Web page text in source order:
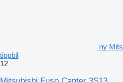
ny
tippbil
12